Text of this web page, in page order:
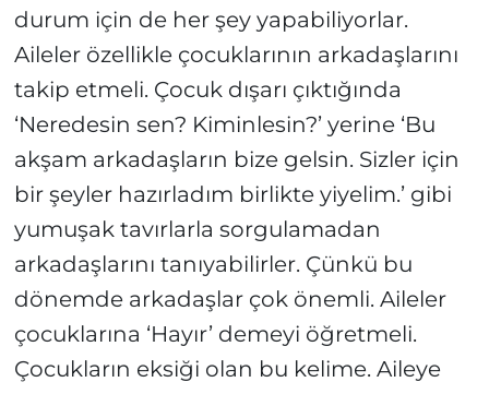
durum için de her şey yapabiliyorlar.
Aileler özellikle çocuklarının arkadaşlarını
takip etmeli. Çocuk dışarı çıktığında
‘Neredesin sen? Kiminlesin?’ yerine ‘Bu
akşam arkadaşların bize gelsin. Sizler için
bir şeyler hazırladım birlikte yiyelim.’ gibi
yumuşak tavırlarla sorgulamadan
arkadaşlarını tanıyabilirler. Çünkü bu
dönemde arkadaşlar çok önemli. Aileler
çocuklarına ‘Hayır’ demeyi öğretmeli.
Çocukların eksiği olan bu kelime. Aileye